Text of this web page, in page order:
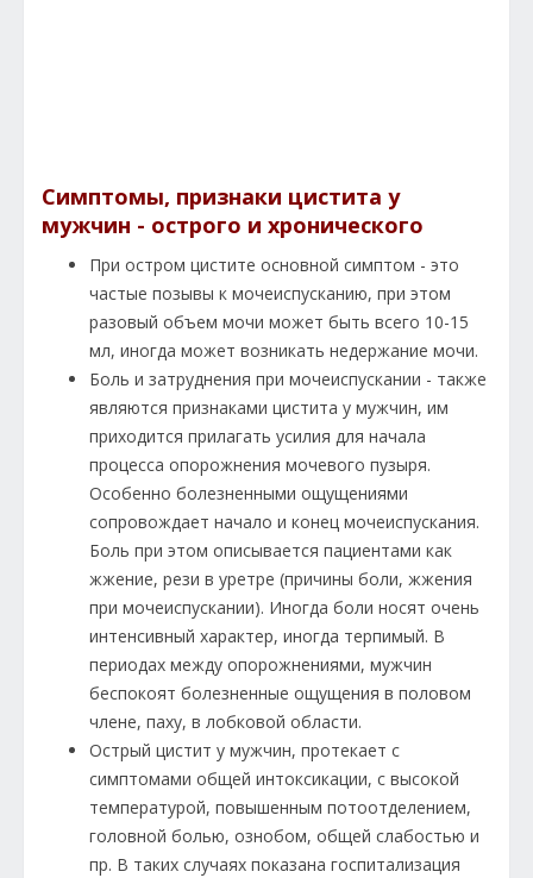
Симптомы, признаки цистита у
мужчин - острого и хронического
При остром цистите основной симптом - это
частые позывы к мочеиспусканию, при этом
разовый объем мочи может быть всего 10-15
мл, иногда может возникать недержание мочи.
Боль и затруднения при мочеиспускании - также
являются признаками цистита у мужчин, им
приходится прилагать усилия для начала
процесса опорожнения мочевого пузыря.
Особенно болезненными ощущениями
сопровождает начало и конец мочеиспускания.
Боль при этом описывается пациентами как
жжение, рези в уретре (причины боли, жжения
при мочеиспускании). Иногда боли носят очень
интенсивный характер, иногда терпимый. В
периодах между опорожнениями, мужчин
беспокоят болезненные ощущения в половом
члене, паху, в лобковой области.
Острый цистит у мужчин, протекает с
симптомами общей интоксикации, с высокой
температурой, повышенным потоотделением,
головной болью, ознобом, общей слабостью и
пр. В таких случаях показана госпитализация